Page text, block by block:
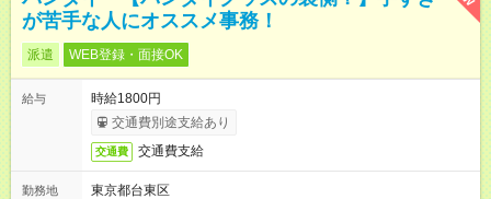
が苦手な人にオススメ事務！
派遣 WEB登録・面接OK
給与
時給1800円
交通費別途支給あり
交通費 交通費支給
勤務地
東京都台東区